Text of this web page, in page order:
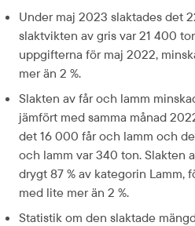
Under maj 2023 slaktades det
slaktvikten av gris var 21 400
uppgifterna för maj 2022,
mer än 2 %.
Slakten av får och lamm
jämfört med samma månad
det 16 000 får och lamm och
och lamm var 340 ton. Slakten
drygt 87 % av kategorin
med lite mer än 2 %.
Statistik om den slaktade